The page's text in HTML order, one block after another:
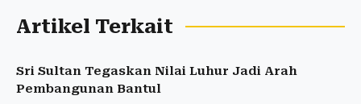
Artikel Terkait
Sri Sultan Tegaskan Nilai Luhur Jadi Arah
Pembangunan Bantul